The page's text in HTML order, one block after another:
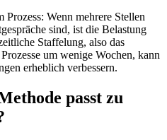
Wenn mehrere Stellen
sind, ist die Belastung
Staffelung, also das
um wenige Wochen, kann
erheblich verbessern.
passt zu